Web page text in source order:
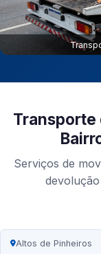
Transporte
Serviços de
Altos de Pinheiros